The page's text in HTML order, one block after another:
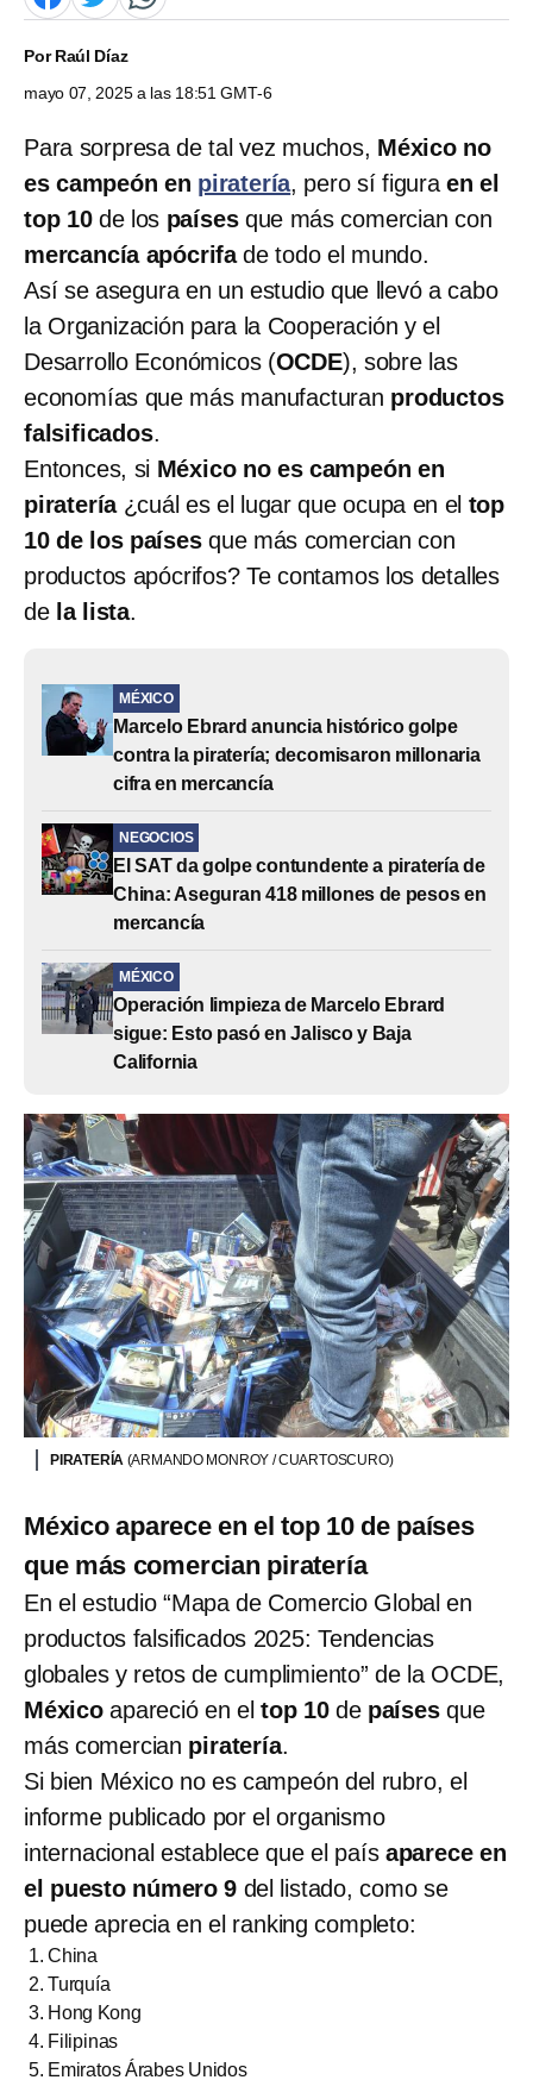
PorRaúl Díaz
mayo 07, 2025 a las 18:51 GMT-6
Para sorpresa de tal vez muchos, México no
es campeón en piratería, pero sí figuraen el
top 10de los paísesque más comercian con
mercancía apócrifade todo el mundo.
Así se asegura en un estudio que llevó a cabo
la Organización para la Cooperación y el
Desarrollo Económicos (OCDE), sobre las
economías que más manufacturan productos
falsificados.
Entonces, si México no es campeón en
piratería¿cuál es el lugar que ocupa en el top
10 de los paísesque más comercian con
productos apócrifos? Te contamos los detalles
de la lista.
MÉXICO
Marcelo Ebrard anuncia histórico golpe
contra la piratería; decomisaron millonaria
cifra en mercancía
NEGOCIOS
El SAT da golpe contundente a piratería de
China: Aseguran 418 millones de pesos en
mercancía
MÉXICO
Operación limpieza de Marcelo Ebrard
sigue: Esto pasó en Jalisco y Baja
California
PIRATERÍA (ARMANDO MONROY / CUARTOSCURO)
México aparece en el top 10 de países
que más comercian piratería
En el estudio “Mapa de Comercio Global en
productos falsificados 2025: Tendencias
globales y retos de cumplimiento” de la OCDE,
Méxicoapareció en eltop 10de paísesque
más comercian piratería.
Si bien México no es campeón del rubro, el
informe publicado por el organismo
internacional establece que el país aparece en
el puesto número 9 del listado, como se
puede aprecia en el ranking completo:
China
Turquía
Hong Kong
Filipinas
Emiratos Árabes Unidos